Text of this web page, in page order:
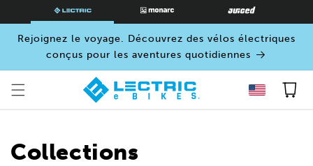
Rejoignez le voyage. Découvrez des vélos électriques
conçus pour les aventures quotidiennes
Panier
Collections